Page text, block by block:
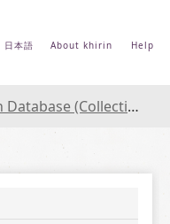
日本語 About khirin Help
of the National Museum of Japanese History)